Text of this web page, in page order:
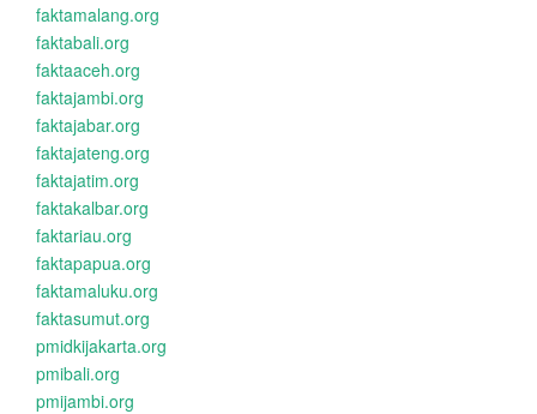
faktamalang.org
faktabali.org
faktaaceh.org
faktajambi.org
faktajabar.org
faktajateng.org
faktajatim.org
faktakalbar.org
faktariau.org
faktapapua.org
faktamaluku.org
faktasumut.org
pmidkijakarta.org
pmibali.org
pmijambi.org